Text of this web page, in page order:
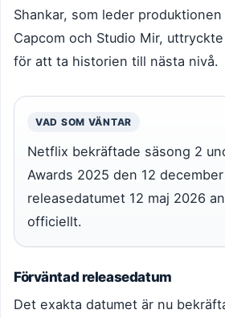
Shankar, som leder
Capcom och Studio Mir,
för att ta historien till nästa nivå.
VAD SOM VÄNTAR
Netflix bekräftade säsong 2
Awards 2025 den 12
releasedatumet 12 maj 2026
officiellt.
Förväntad releasedatum
Det exakta datumet är nu